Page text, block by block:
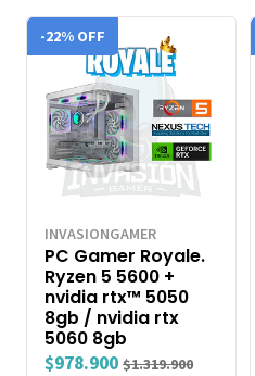
-22% OFF
INVASIONGAMER
PC Gamer Royale.
Ryzen 5 5600 +
nvidia rtx™ 5050
8gb / nvidia rtx
5060 8gb
$978.900 $1.319.900